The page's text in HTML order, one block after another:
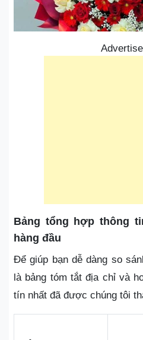
Bảng tổng hợp thông
hàng đầu
Để giúp bạn dễ dàng so
là bảng tóm tắt địa chỉ và
tín nhất đã được chúng tôi